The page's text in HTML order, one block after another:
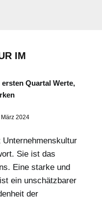
IM
Quartal Werte,
März 2024
Sie ist das
Eine starke und
ein unschätzbarer
der